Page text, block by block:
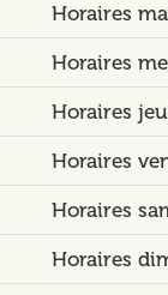
Horaires
Horaires
Horaires
Horaires
Horaires
Horaires